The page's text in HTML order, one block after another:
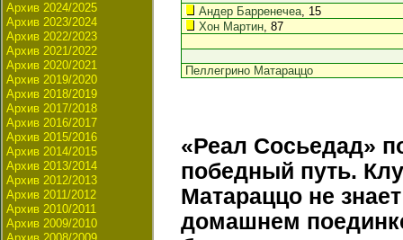
Архив 2024/2025
Архив 2023/2024
Архив 2022/2023
Архив 2021/2022
Архив 2020/2021
Архив 2019/2020
Архив 2018/2019
Архив 2017/2018
Архив 2016/2017
Архив 2015/2016
Архив 2014/2015
Архив 2013/2014
Архив 2012/2013
Архив 2011/2012
Архив 2010/2011
Архив 2009/2010
Андер Барренечеа, 15
Хон Мартин, 87
Пеллегрино Матараццо
«Реал Сосьедад»
победный путь.
Матараццо не
домашнем